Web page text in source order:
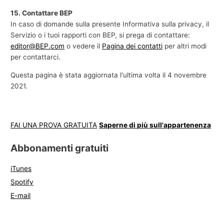
15. Contattare BEP
In caso di domande sulla presente Informativa sulla privacy, il
Servizio o i tuoi rapporti con BEP, si prega di contattare:
editor@BEP.com o vedere il Pagina dei contatti per altri modi
per contattarci.
Questa pagina è stata aggiornata l'ultima volta il 4 novembre
2021.
FAI UNA PROVA GRATUITA Saperne di più sull'appartenenza
Abbonamenti gratuiti
iTunes
Spotify
E-mail